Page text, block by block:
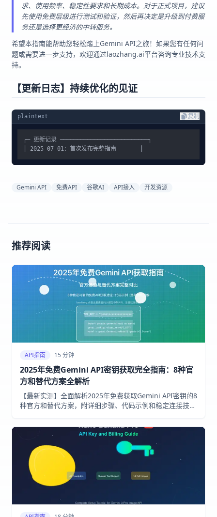
求、使用频率、稳定性要求和长期成本。对于正式项目，建议
先使用免费层级进行测试和验证，然后再决定是升级到付费服
务还是选择更经济的中转服务。
希望本指南能帮助您轻松踏上Gemini API之旅！如果您有任何问
题或需要进一步支持，欢迎通过laozhang.ai平台咨询专业技术支
持。
【更新日志】持续优化的见证
plaintext 复制
┌─ 更新记录 ──────────────────────────┐
Gemini API 免费API 谷歌AI API接入 开发资源
推荐阅读
API指南 15 分钟
2025年免费Gemini API密钥获取完全指南：8种官
方和替代方案全解析
【最新实测】全面解析2025年免费获取Gemini API密钥的8
种官方和替代方案，附详细步骤、代码示例和稳定连接技